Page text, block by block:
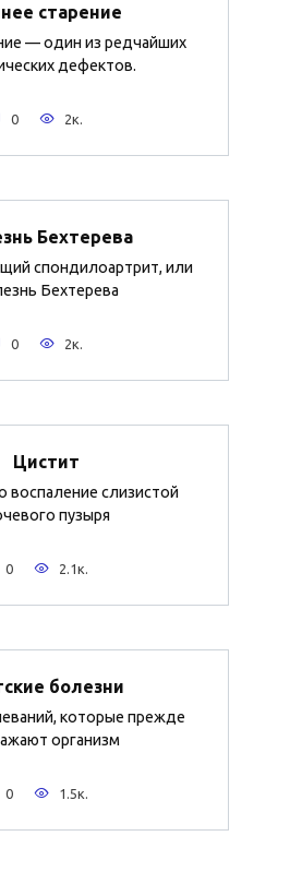
старение
— один из редчайших
дефектов.
0 2к.
Бехтерева
спондилоартрит, или
Бехтерева
0 2к.
Цистит
воспаление слизистой
пузыря
0 2.1к.
болезни
которые прежде
организм
0 1.5к.